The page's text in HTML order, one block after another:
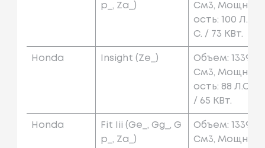
P_, Za_)
См3, Мощн
Ость: 100 Л.
С. / 73 КВт.
Honda Insight (ze_)
Объем: 1339
См3, Мощн
Ость: 88 Л.с.
/ 65 КВт.
Honda
Fit Iii (ge_, Gg_, G
P_, Za_)
Объем: 1339
См3, Мощн